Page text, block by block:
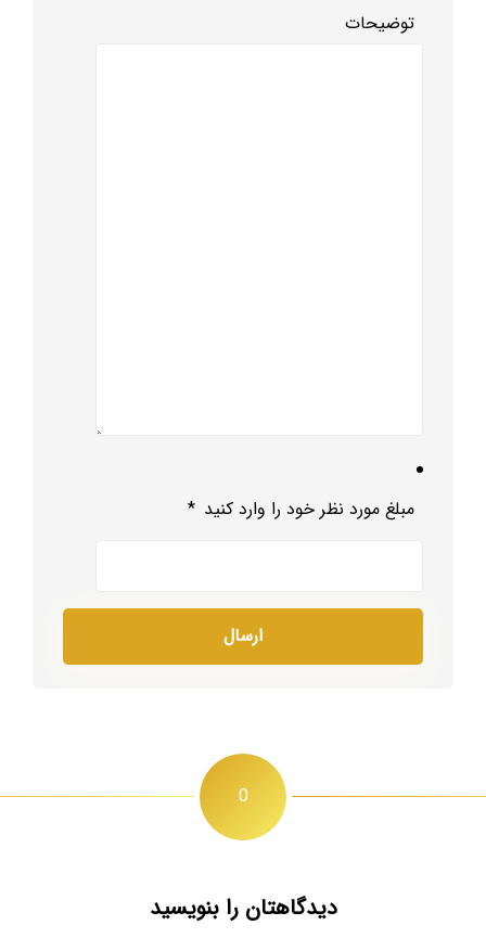
توضیحات
مبلغ مورد نظر خود را وارد کنید *
0
دیدگاهتان را بنویسید